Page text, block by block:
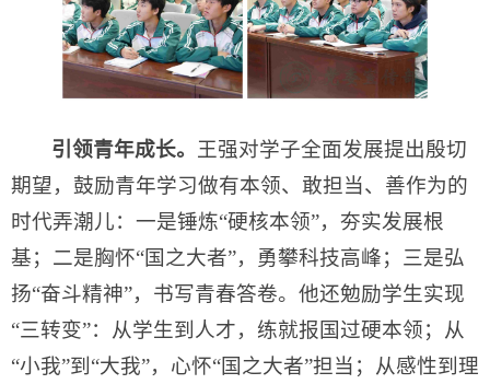
引领青年成长。 王强对学子全面发展提出殷切
期望，鼓励青年学习做有本领、敢担当、善作为的
时代弄潮儿：一是锤炼“硬核本领”，夯实发展根
基；二是胸怀“国之大者”，勇攀科技高峰；三是弘
扬“奋斗精神”，书写青春答卷。他还勉励学生实现
“三转变”：从学生到人才，练就报国过硬本领；从
“小我”到“大我”，心怀“国之大者”担当；从感性到理